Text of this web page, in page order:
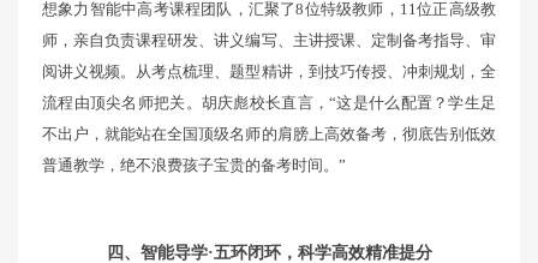
想象力智能中高考课程团队，汇聚了8位特级教师，11位正高级教
师，亲自负责课程研发、讲义编写、主讲授课、定制备考指导、审
阅讲义视频。从考点梳理、题型精讲，到技巧传授、冲刺规划，全
流程由顶尖名师把关。胡庆彪校长直言，“这是什么配置？学生足
不出户，就能站在全国顶级名师的肩膀上高效备考，彻底告别低效
普通教学，绝不浪费孩子宝贵的备考时间。”
四、智能导学·五环闭环，科学高效精准提分